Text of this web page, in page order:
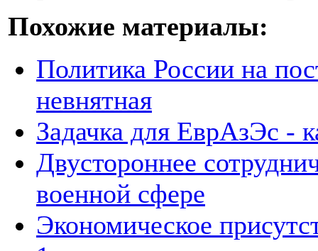
Похожие материалы:
Политика России на
невнятная
Задачка для ЕврАзЭс -
Двустороннее
военной сфере
Экономическое